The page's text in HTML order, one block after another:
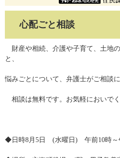
心配ごと相談
財産や相続、介護や子育て、土地
と、
悩みごとについて、弁護士がご相談に
相談は無料です。お気軽においでく
◆日時8月5日 (水曜日) 午前10時～